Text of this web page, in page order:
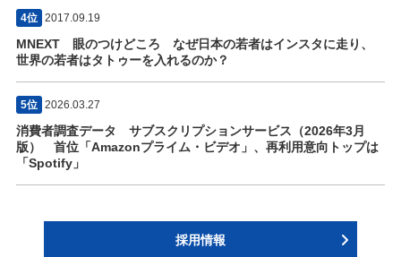
4位 2017.09.19
MNEXT 眼のつけどころ なぜ日本の若者はインスタに走り、
世界の若者はタトゥーを入れるのか？
5位 2026.03.27
消費者調査データ サブスクリプションサービス（2026年3月
版） 首位「Amazonプライム・ビデオ」、再利用意向トップは
「Spotify」
採用情報